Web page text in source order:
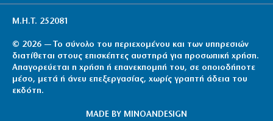
Μ.Η.Τ. 252081
© 2026 — Το σύνολο του περιεχομένου και των υπηρεσιών
διατίθεται στους επισκέπτες αυστηρά για προσωπική χρήση.
Απαγορεύεται η χρήση ή επανεκπομπή του, σε οποιοδήποτε
μέσο, μετά ή άνευ επεξεργασίας, χωρίς γραπτή άδεια του
εκδότη.
MADE BY MINOANDESIGN